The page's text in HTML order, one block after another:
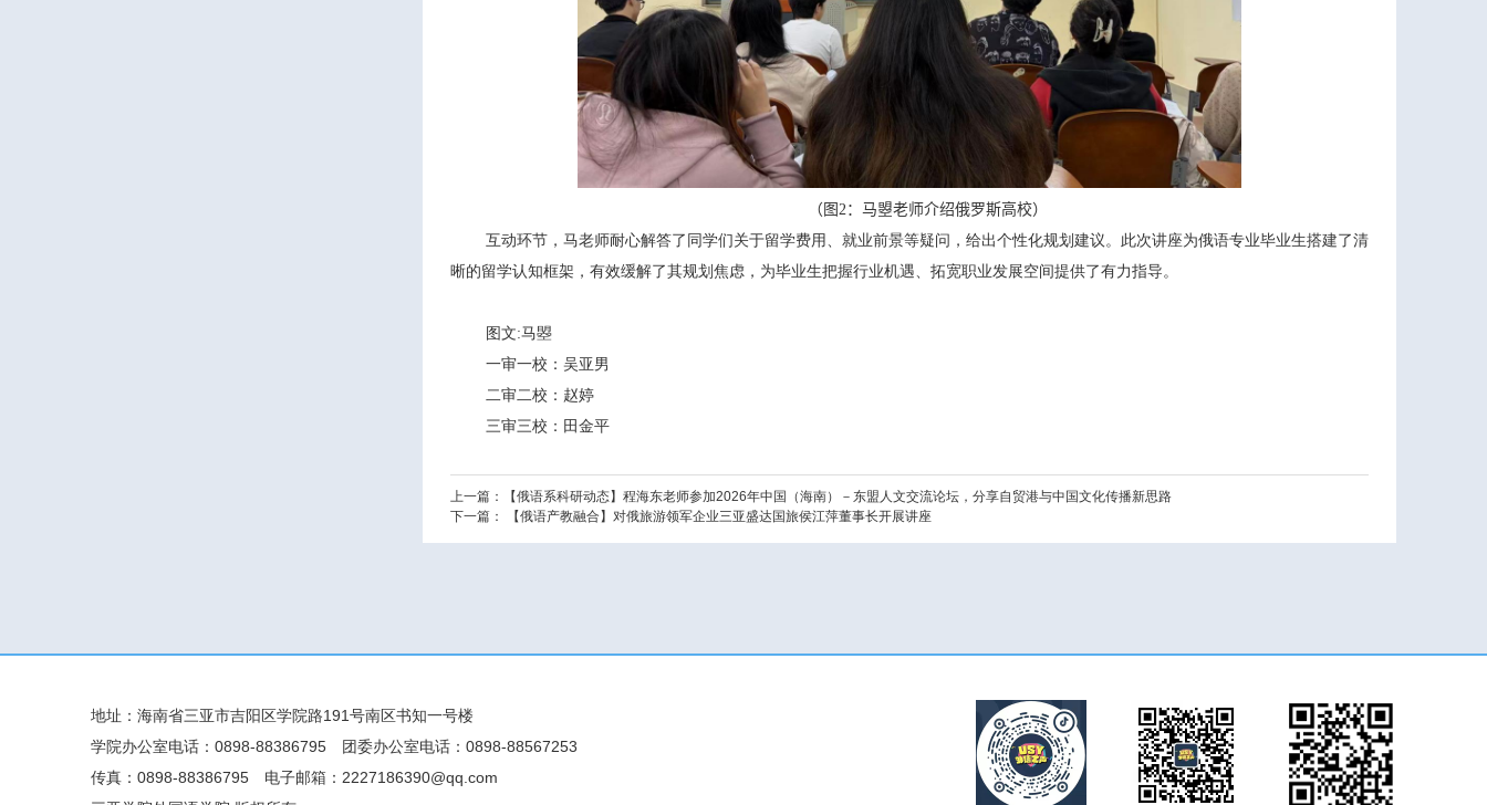
（图2：马曌老师介绍俄罗斯高校）
互动环节，马老师耐心解答了同学们关于留学费用、就业前景等疑问，给出个性化规划建议。此次讲座为俄语专业毕业生搭建了清
晰的留学认知框架，有效缓解了其规划焦虑，为毕业生把握行业机遇、拓宽职业发展空间提供了有力指导。
图文:马曌
一审一校：吴亚男
二审二校：赵婷
三审三校：田金平
上一篇：
【俄语系科研动态】程海东老师参加2026年中国（海南）－东盟人文交流论坛，分享自贸港与中国文化传播新思路
下一篇：
【俄语产教融合】对俄旅游领军企业三亚盛达国旅侯江萍董事长开展讲座
地址：海南省三亚市吉阳区学院路191号南区书知一号楼
学院办公室电话：0898-88386795
团委办公室电话：0898-88567253
传真：0898-88386795
电子邮箱：2227186390@qq.com